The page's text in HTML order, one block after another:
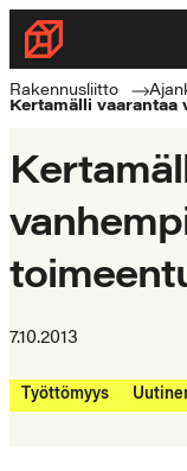
Siirry
suoraan
sisältöön
Rakennusliitto
Rakennusalan
ammattilaisten
Rakennusliitto
Kertamälli
7.10.2013
Työttömyys